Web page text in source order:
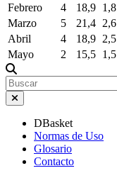
Febrero
4 18,9 1,8
Marzo
5 21,4 2,6
Abril
4 18,9 2,5
Mayo
2 15,5 1,5
DBasket
Normas de Uso
Glosario
Contacto